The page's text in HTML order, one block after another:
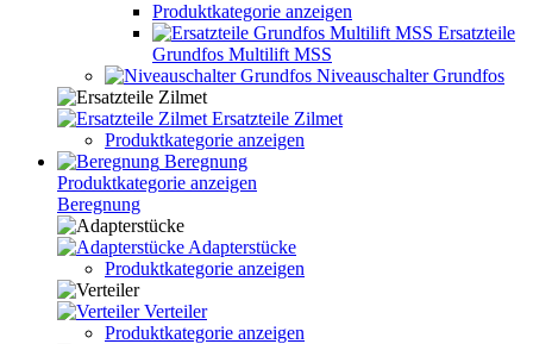
Produktkategorie anzeigen
Ersatzteile
Grundfos Multilift MSS
Niveauschalter Grundfos
Ersatzteile Zilmet
Produktkategorie anzeigen
Beregnung
Produktkategorie anzeigen
Beregnung
Adapterstücke
Produktkategorie anzeigen
Verteiler
Produktkategorie anzeigen